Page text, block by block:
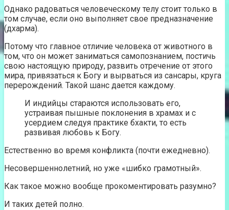
Однако радоваться человеческому телу стоит только в
том случае, если оно выполняет свое предназначение
(дхарма).
Потому что главное отличие человека от животного в
том, что он может заниматься самопознанием, постичь
свою настоящую природу, развить отречение от этого
мира, привязаться к Богу и вырваться из сансары, круга
перерождений. Такой шанс дается каждому.
И индийцы стараются использовать его,
устраивая пышные поклонения в храмах и с
усердием следуя практике бхакти, то есть
развивая любовь к Богу.
Естественно во время конфликта (почти ежедневно).
Несовершеннолетний, но уже «шибко грамотный».
Как такое можно вообще прокоментировать разумно?
И таких детей полно.